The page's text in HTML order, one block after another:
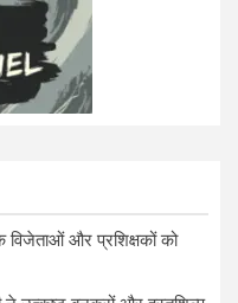
और प्रशिक्षकों को